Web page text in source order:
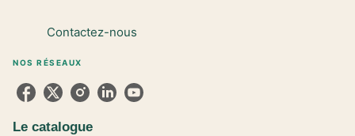
Contactez-nous
NOS RÉSEAUX
Le catalogue